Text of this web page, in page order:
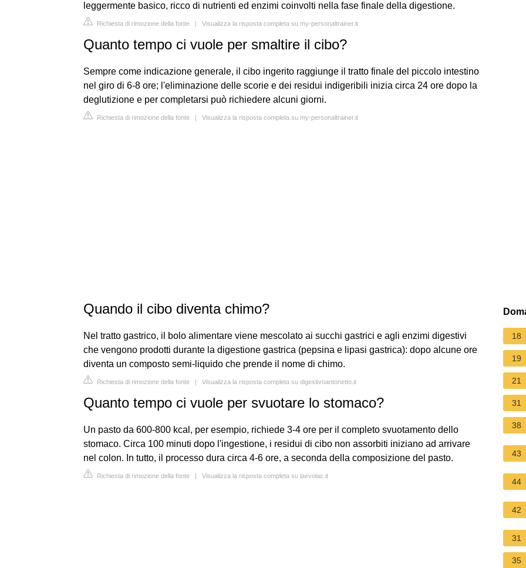
leggermente basico, ricco di nutrienti ed enzimi coinvolti nella fase finale della digestione.
Richiesta di rimozione della fonte | Visualizza la risposta completa su my-personaltrainer.it
Quanto tempo ci vuole per smaltire il cibo?
Sempre come indicazione generale, il cibo ingerito raggiunge il tratto finale del piccolo intestino
nel giro di 6-8 ore; l'eliminazione delle scorie e dei residui indigeribili inizia circa 24 ore dopo la
deglutizione e per completarsi può richiedere alcuni giorni.
Richiesta di rimozione della fonte | Visualizza la risposta completa su my-personaltrainer.it
Quando il cibo diventa chimo?
Nel tratto gastrico, il bolo alimentare viene mescolato ai succhi gastrici e agli enzimi digestivi
che vengono prodotti durante la digestione gastrica (pepsina e lipasi gastrica): dopo alcune ore
diventa un composto semi-liquido che prende il nome di chimo.
Richiesta di rimozione della fonte | Visualizza la risposta completa su digestivoantonetto.it
Quanto tempo ci vuole per svuotare lo stomaco?
Un pasto da 600-800 kcal, per esempio, richiede 3-4 ore per il completo svuotamento dello
stomaco. Circa 100 minuti dopo l'ingestione, i residui di cibo non assorbiti iniziano ad arrivare
nel colon. In tutto, il processo dura circa 4-6 ore, a seconda della composizione del pasto.
Richiesta di rimozione della fonte | Visualizza la risposta completa su laevolac.it
18
19
21
31
38
43
44
42
31
35